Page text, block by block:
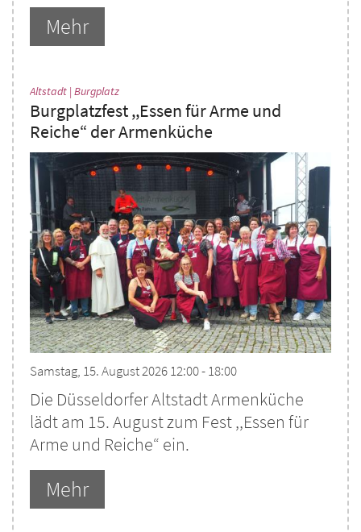
Mehr
Altstadt | Burgplatz:
Burgplatzfest ,,Essen für Arme und
Reiche“ der Armenküche
Samstag, 15. August 2026 12:00 - 18:00
Die Düsseldorfer Altstadt Armenküche
lädt am 15. August zum Fest ,,Essen für
Arme und Reiche“ ein.
Mehr